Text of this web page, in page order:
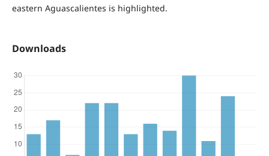
eastern Aguascalientes is highlighted.
Downloads